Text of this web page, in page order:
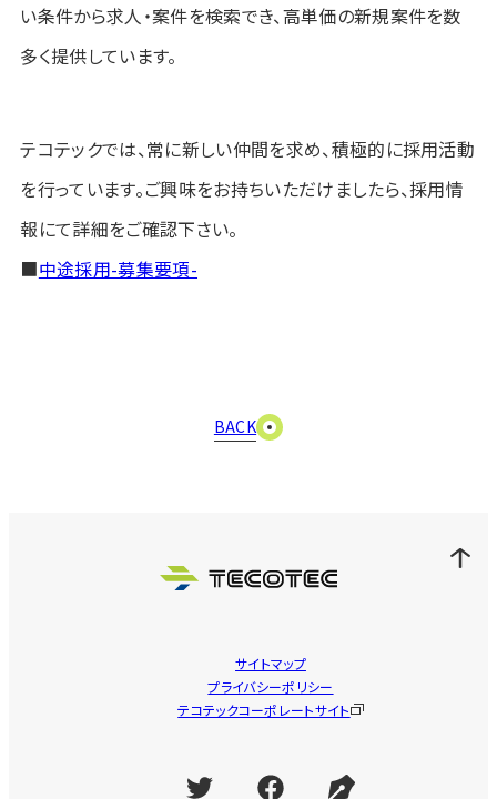
い条件から求人・案件を検索でき、高単価の新規案件を数
多く提供しています。
テコテックでは、常に新しい仲間を求め、積極的に採用活動
を行っています。ご興味をお持ちいただけましたら、採用情
報にて詳細をご確認下さい。
■中途採用-募集要項-
BACK
サイトマップ
プライバシーポリシー
テコテックコーポレートサイト